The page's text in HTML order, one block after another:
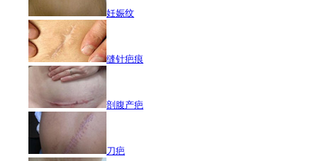
妊娠纹
缝针疤痕
剖腹产疤
刀疤